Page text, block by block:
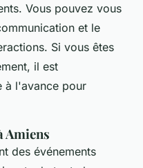
Vous pouvez vous
et le
Si vous êtes
il est
à l'avance pour
Amiens
des événements